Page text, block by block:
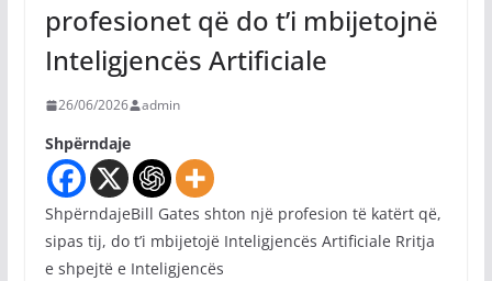
profesionet që do t’i mbijetojnë
Inteligjencës Artificiale
26/06/2026 admin
Shpërndaje
ShpërndajeBill Gates shton një profesion të katërt që,
sipas tij, do t’i mbijetojë Inteligjencës Artificiale Rritja
e shpejtë e Inteligjencës